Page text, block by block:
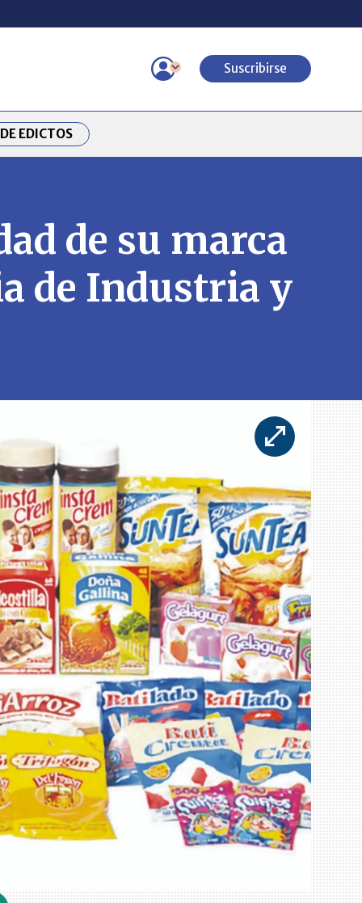
Suscribirse
EDICTOS
de su marca
de Industria y